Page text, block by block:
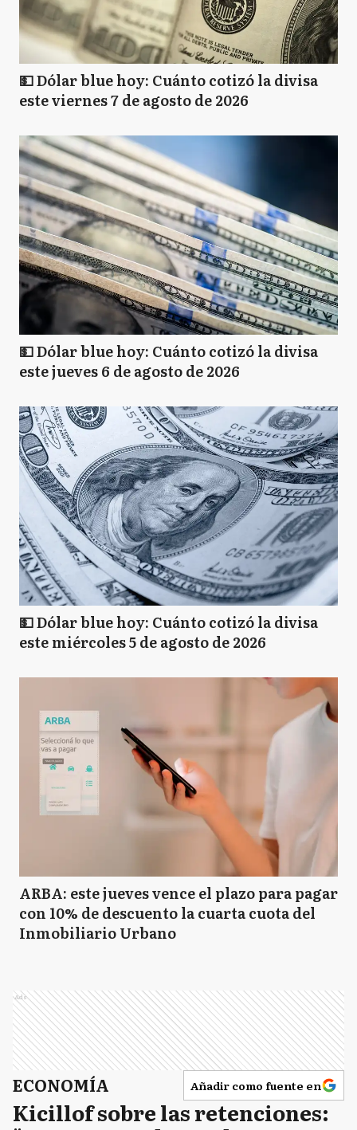
💵 Dólar blue hoy: Cuánto cotizó la divisa
este viernes 7 de agosto de 2026
💵 Dólar blue hoy: Cuánto cotizó la divisa
este jueves 6 de agosto de 2026
💵 Dólar blue hoy: Cuánto cotizó la divisa
este miércoles 5 de agosto de 2026
ARBA: este jueves vence el plazo para pagar
con 10% de descuento la cuarta cuota del
Inmobiliario Urbano
Ads
ECONOMÍA Añadir como fuente en
Kicillof sobre las retenciones: